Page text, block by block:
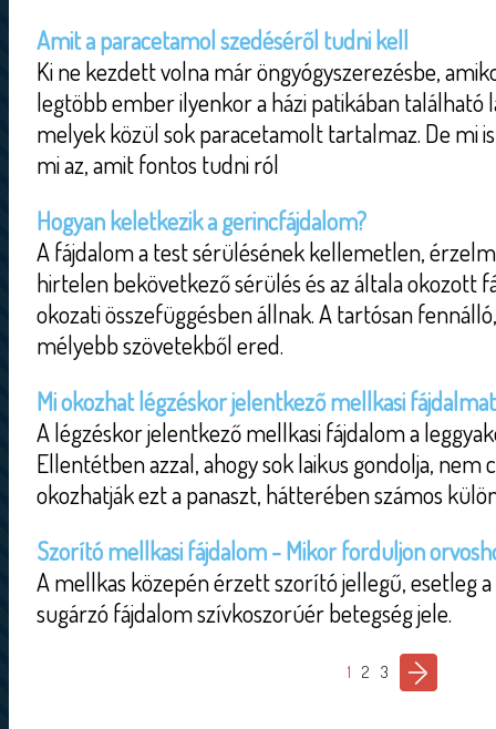
Amit a paracetamol szedéséről tudni kell
Ki ne kezdett volna már öngyógyszerezésbe,
legtöbb ember ilyenkor a házi patikában található
melyek közül sok paracetamolt tartalmaz. De mi
mi az, amit fontos tudni ról
Hogyan keletkezik a gerincfájdalom?
A fájdalom a test sérülésének kellemetlen,
hirtelen bekövetkező sérülés és az általa okozott
okozati összefüggésben állnak. A tartósan
mélyebb szövetekből ered.
Mi okozhat légzéskor jelentkező mellkasi
A légzéskor jelentkező mellkasi fájdalom a
Ellentétben azzal, ahogy sok laikus gondolja, nem
okozhatják ezt a panaszt, hátterében számos
Szorító mellkasi fájdalom - Mikor forduljon
A mellkas közepén érzett szorító jellegű, esetleg
sugárzó fájdalom szívkoszorúér betegség jele.
1 2 3